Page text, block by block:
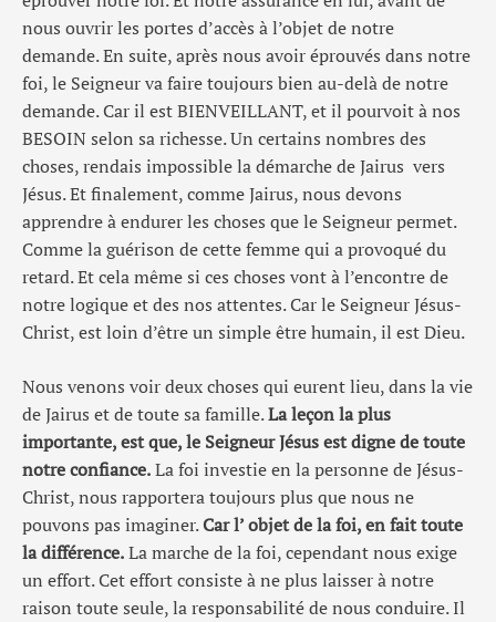
nous ouvrir les portes d’accès à l’objet de notre
demande. En suite, après nous avoir éprouvés dans notre
foi, le Seigneur va faire toujours bien au-delà de notre
demande. Car il est BIENVEILLANT, et il pourvoit à nos
BESOIN selon sa richesse. Un certains nombres des
choses, rendais impossible la démarche de Jairus vers
Jésus. Et finalement, comme Jairus, nous devons
apprendre à endurer les choses que le Seigneur permet.
Comme la guérison de cette femme qui a provoqué du
retard. Et cela même si ces choses vont à l’encontre de
notre logique et des nos attentes. Car le Seigneur Jésus-
Christ, est loin d’être un simple être humain, il est Dieu.
Nous venons voir deux choses qui eurent lieu, dans la vie
de Jairus et de toute sa famille.La leçon la plus
importante, est que, le Seigneur Jésus est digne de toute
notre confiance.La foi investie en la personne de Jésus-
Christ, nous rapportera toujours plus que nous ne
pouvons pas imaginer.Car l’ objet de la foi, en fait toute
la différence.La marche de la foi, cependant nous exige
un effort. Cet effort consiste à ne plus laisser à notre
raison toute seule, la responsabilité de nous conduire. Il